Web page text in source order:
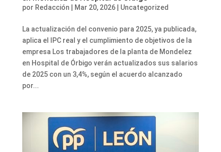
por Redacción Mar 20, 2026| Uncategorized
La actualización del convenio para 2025, ya publicada,
aplica el IPC real y el cumplimiento de objetivos de la
empresa Los trabajadores de la planta de Mondelez
en Hospital de Órbigo verán actualizados sus salarios
de 2025 con un 3,4%, según el acuerdo alcanzado
por...